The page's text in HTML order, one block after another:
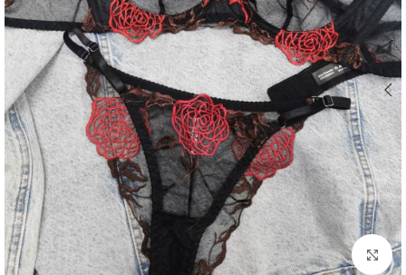
לִנְגִישׁוּת
הָאֲתָר.
לִפְתִיחַת
תַּפְרִיט
הֵנְּגִישׁוּת
לְחַץ
ALT+0
Click to enlarge